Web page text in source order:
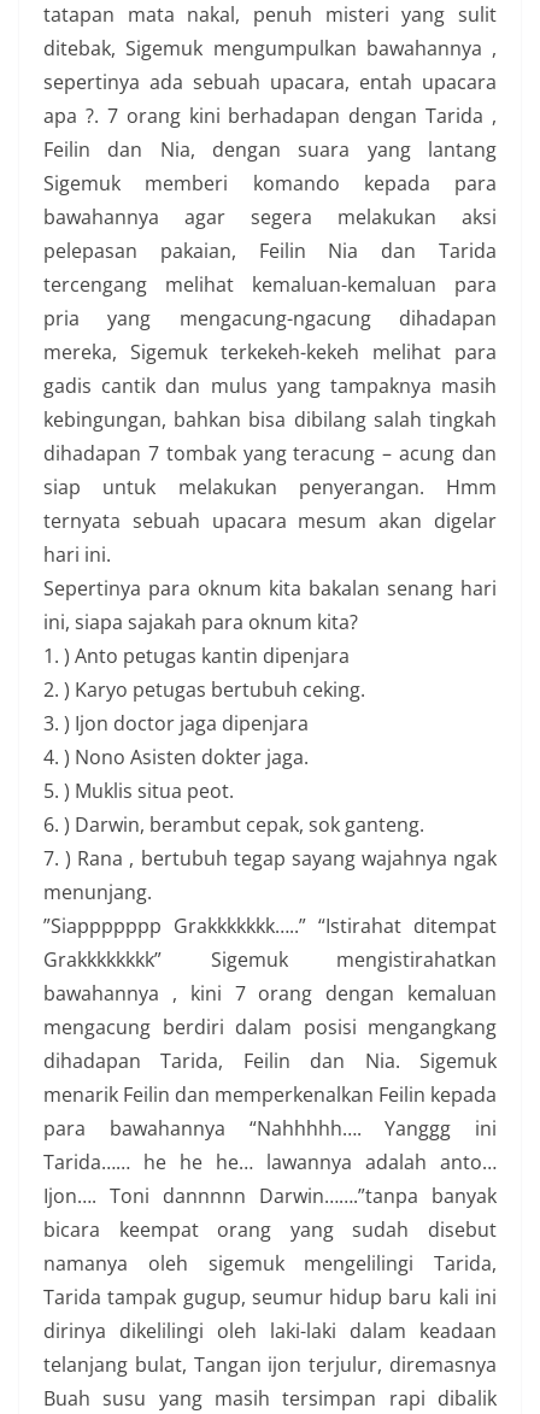
tatapan mata nakal, penuh misteri yang sulit
ditebak, Sigemuk mengumpulkan bawahannya ,
sepertinya ada sebuah upacara, entah upacara
apa ?. 7 orang kini berhadapan dengan Tarida ,
Feilin dan Nia, dengan suara yang lantang
Sigemuk memberi komando kepada para
bawahannya agar segera melakukan aksi
pelepasan pakaian, Feilin Nia dan Tarida
tercengang melihat kemaluan-kemaluan para
pria yang mengacung-ngacung dihadapan
mereka, Sigemuk terkekeh-kekeh melihat para
gadis cantik dan mulus yang tampaknya masih
kebingungan, bahkan bisa dibilang salah tingkah
dihadapan 7 tombak yang teracung – acung dan
siap untuk melakukan penyerangan. Hmm
ternyata sebuah upacara mesum akan digelar
hari ini.
Sepertinya para oknum kita bakalan senang hari
ini, siapa sajakah para oknum kita?
1. ) Anto petugas kantin dipenjara
2. ) Karyo petugas bertubuh ceking.
3. ) Ijon doctor jaga dipenjara
4. ) Nono Asisten dokter jaga.
5. ) Muklis situa peot.
6. ) Darwin, berambut cepak, sok ganteng.
7. ) Rana , bertubuh tegap sayang wajahnya ngak
menunjang.
”Siappppppp Grakkkkkkk…..” “Istirahat ditempat
Grakkkkkkkk” Sigemuk mengistirahatkan
bawahannya , kini 7 orang dengan kemaluan
mengacung berdiri dalam posisi mengangkang
dihadapan Tarida, Feilin dan Nia. Sigemuk
menarik Feilin dan memperkenalkan Feilin kepada
para bawahannya “Nahhhhh…. Yanggg ini
Tarida…… he he he… lawannya adalah anto…
Ijon…. Toni dannnnn Darwin…….”tanpa banyak
bicara keempat orang yang sudah disebut
namanya oleh sigemuk mengelilingi Tarida,
Tarida tampak gugup, seumur hidup baru kali ini
dirinya dikelilingi oleh laki-laki dalam keadaan
telanjang bulat, Tangan ijon terjulur, diremasnya
Buah susu yang masih tersimpan rapi dibalik